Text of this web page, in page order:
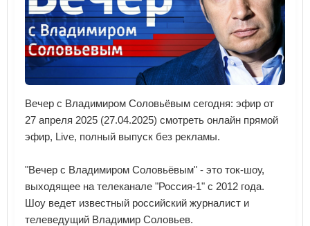
Вечер с Владимиром Соловьёвым сегодня: эфир от
27 апреля 2025 (27.04.2025) смотреть онлайн прямой
эфир, Live, полный выпуск без рекламы.
"Вечер с Владимиром Соловьёвым" - это ток-шоу,
выходящее на телеканале "Россия-1" с 2012 года.
Шоу ведет известный российский журналист и
телеведущий Владимир Соловьев.